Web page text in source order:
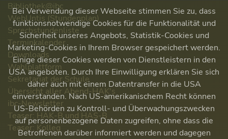
Bibliothek@ibc
WebUntis (Stundenplan)
Sprechstundenliste
Terminkalender
Downloads
Wahlplattform
Sekretariat der Schule
Übersicht aller Abend-HAK's
ibc-Newsletter
Teaser: HAK-B und HAS-B
Teaser: Kolleg
Bei Verwendung dieser Webseite stimmen Sie zu, dass
funktionsnotwendige Cookies für die Funktionalität und
Sicherheit unseres Angebots, Statistik-Cookies und
Marketing-Cookies in Ihrem Browser gespeichert werden.
Einige dieser Cookies werden von Dienstleistern in den
USA angeboten. Durch Ihre Einwilligung erklären Sie sich
daher auch mit einem Datentransfer in die USA
einverstanden. Nach US-amerikanischem Recht können
US-Behörden zu Kontroll- und Überwachungszwecken
auf personenbezogene Daten zugreifen, ohne dass die
Betroffenen darüber informiert werden und dagegen